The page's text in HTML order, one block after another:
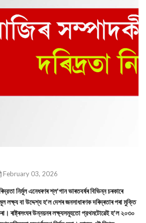
February 03, 2026
নির্মূল এনেধৰণৰ শ্ল'গান ভাৰতবৰ্ষৰ বিভিন্ন চৰকাৰে
লক্ষ্য বা উদ্দেশ্য হ'ল দেশৰ জনসাধাৰণক দৰিদ্ৰতাৰ পৰা মুক্তি
ৰাষ্ট্ৰসংঘৰ উন্নয়নৰ লক্ষ্যসমূহতো প্রথমটোৱেই হ'ল ২০৩০